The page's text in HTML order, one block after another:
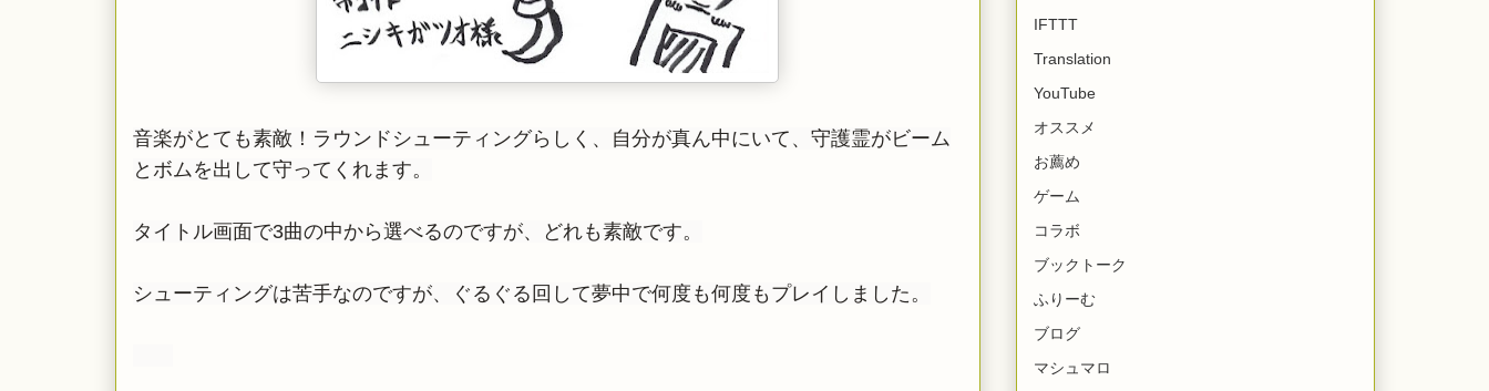
音楽がとても素敵！ラウンドシューティングらしく、自分が真ん中にいて、守護霊がビーム
とボムを出して守ってくれます。
タイトル画面で3曲の中から選べるのですが、どれも素敵です。
シューティングは苦手なのですが、ぐるぐる回して夢中で何度も何度もプレイしました。
IFTTT
Translation
YouTube
オススメ
お薦め
ゲーム
コラボ
ブックトーク
ふりーむ
ブログ
マシュマロ